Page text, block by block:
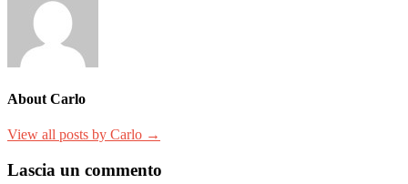
About Carlo
View all posts by Carlo →
Lascia un commento